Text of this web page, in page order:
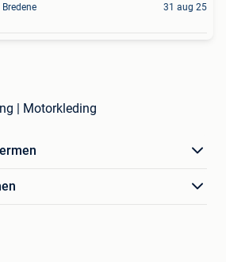
Bredene 31 aug 25
| Motorkleding